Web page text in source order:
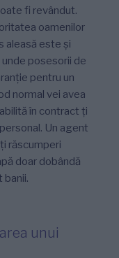
fi revândut.
oamenilor
aleasă este și
unde posesorii de
pentru un
normal vei avea
în contract ți
Un agent
răscumperi
doar dobândă
banii.
unui